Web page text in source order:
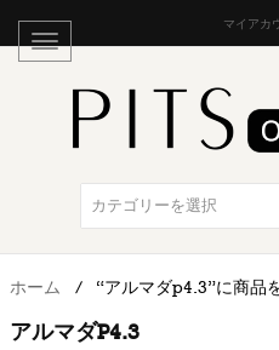
マイアカ
ホーム / “アルマダp4.3”に商品
アルマダP4.3